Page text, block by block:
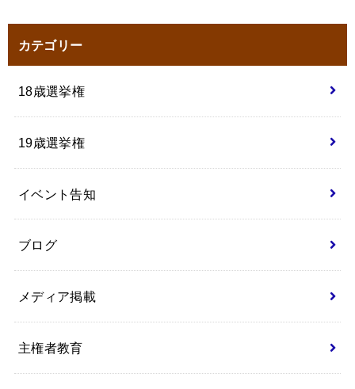
カテゴリー
18歳選挙権
19歳選挙権
イベント告知
ブログ
メディア掲載
主権者教育